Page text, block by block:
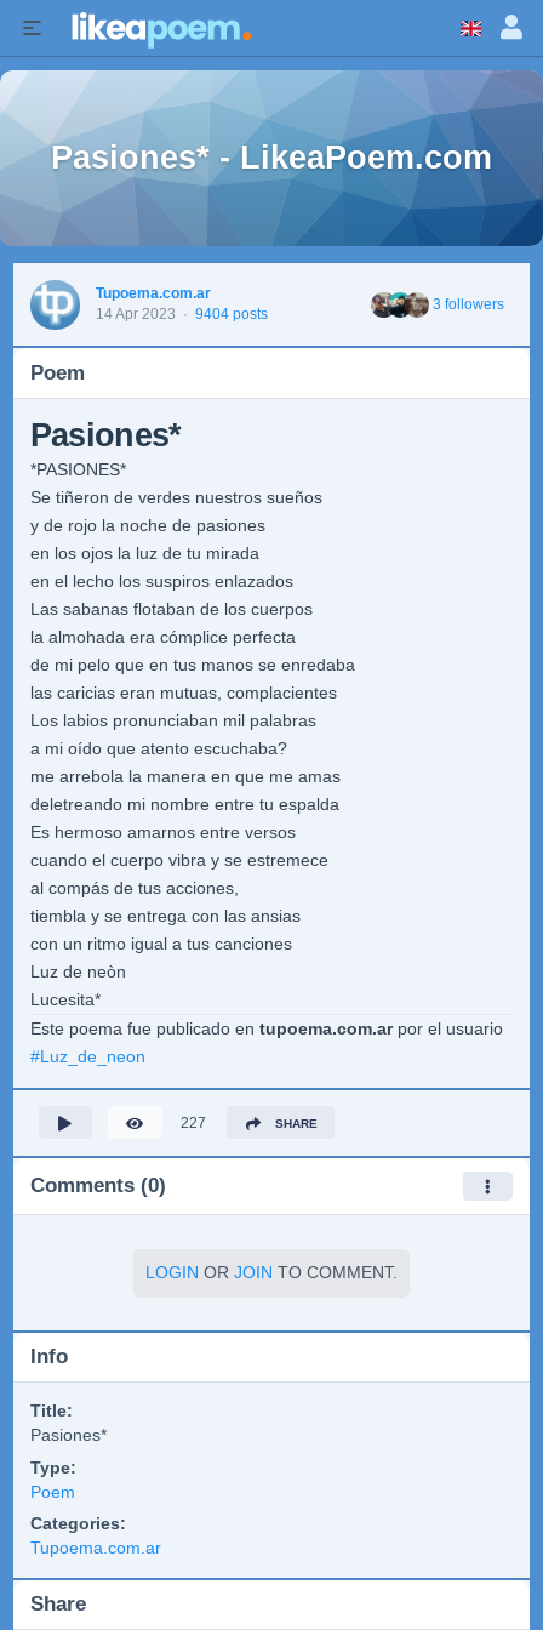
Pasiones* - LikeaPoem.com
Tupoema.com.ar
14 Apr 2023 · 9404 posts
3 followers
Poem
Pasiones*
*PASIONES*
Se tiñeron de verdes nuestros sueños
y de rojo la noche de pasiones
en los ojos la luz de tu mirada
en el lecho los suspiros enlazados
Las sabanas flotaban de los cuerpos
la almohada era cómplice perfecta
de mi pelo que en tus manos se enredaba
las caricias eran mutuas, complacientes
Los labios pronunciaban mil palabras
a mi oído que atento escuchaba?
me arrebola la manera en que me amas
deletreando mi nombre entre tu espalda
Es hermoso amarnos entre versos
cuando el cuerpo vibra y se estremece
al compás de tus acciones,
tiembla y se entrega con las ansias
con un ritmo igual a tus canciones
Luz de neòn
Lucesita*
Este poema fue publicado en tupoema.com.arpor el usuario
#Luz_de_neon
227 SHARE
Comments (0)
LOGIN OR JOIN TO COMMENT.
Info
Title:
Pasiones*
Type:
Poem
Categories:
Tupoema.com.ar
Share